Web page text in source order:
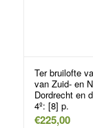
Ter bruilofte
van Zuid- en
Dordrecht en
4º: [8] p.
€225,00